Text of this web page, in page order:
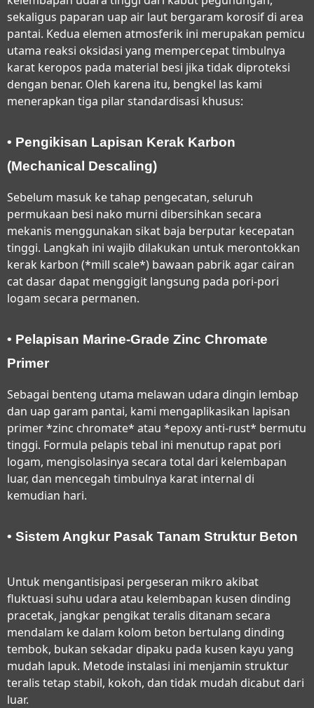
sekaligus paparan uap air laut bergaram korosif di area
pantai. Kedua elemen atmosferik ini merupakan pemicu
utama reaksi oksidasi yang mempercepat timbulnya
karat keropos pada material besi jika tidak diproteksi
dengan benar. Oleh karena itu, bengkel las kami
menerapkan tiga pilar standardisasi khusus:
• Pengikisan Lapisan Kerak Karbon
(Mechanical Descaling)
Sebelum masuk ke tahap pengecatan, seluruh
permukaan besi nako murni dibersihkan secara
mekanis menggunakan sikat baja berputar kecepatan
tinggi. Langkah ini wajib dilakukan untuk merontokkan
kerak karbon (*mill scale*) bawaan pabrik agar cairan
cat dasar dapat menggigit langsung pada pori-pori
logam secara permanen.
• Pelapisan Marine-Grade Zinc Chromate
Primer
Sebagai benteng utama melawan udara dingin lembap
dan uap garam pantai, kami mengaplikasikan lapisan
primer *zinc chromate* atau *epoxy anti-rust* bermutu
tinggi. Formula pelapis tebal ini menutup rapat pori
logam, mengisolasinya secara total dari kelembapan
luar, dan mencegah timbulnya karat internal di
kemudian hari.
• Sistem Angkur Pasak Tanam Struktur Beton
Untuk mengantisipasi pergeseran mikro akibat
fluktuasi suhu udara atau kelembapan kusen dinding
pracetak, jangkar pengikat teralis ditanam secara
mendalam ke dalam kolom beton bertulang dinding
tembok, bukan sekadar dipaku pada kusen kayu yang
mudah lapuk. Metode instalasi ini menjamin struktur
teralis tetap stabil, kokoh, dan tidak mudah dicabut dari
luar.